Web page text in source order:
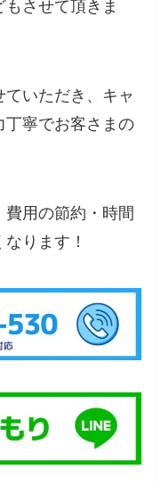
させて頂きま
いただき、キャ
丁寧でお客さまの
用の節約・時間
ります！